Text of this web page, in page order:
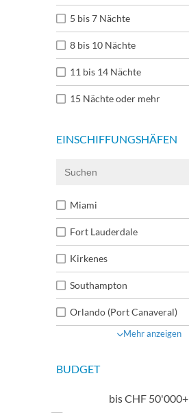
5 bis 7 Nächte
8 bis 10 Nächte
11 bis 14 Nächte
15 Nächte oder mehr
EINSCHIFFUNGSHÄFEN
Miami
Fort Lauderdale
Kirkenes
Southampton
Orlando (Port Canaveral)
Mehr anzeigen
BUDGET
bisCHF 50'000+